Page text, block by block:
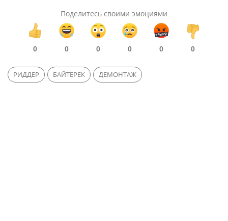
Поделитесь своими эмоциями
0 0 0 0 0 0
РИДДЕР БАЙТЕРЕК ДЕМОНТАЖ